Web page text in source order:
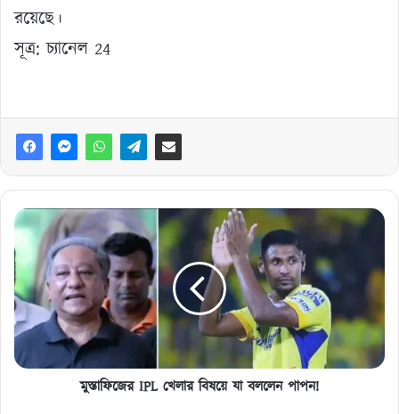
রয়েছে।
সূত্র: চ্যানেল 24
মুস্তাফিজের
IPL
খেলার
বিষয়ে
যা
বললেন
পাপন!
মুস্তাফিজের IPL খেলার বিষয়ে যা বললেন পাপন!